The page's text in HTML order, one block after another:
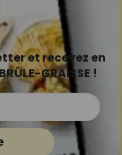
et recevez en
GRAISSE !